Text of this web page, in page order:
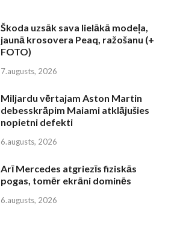
Škoda uzsāk sava lielākā modeļa,
jaunā krosovera Peaq, ražošanu (+
FOTO)
7.augusts, 2026
Miljardu vērtajam Aston Martin
debesskrāpim Maiami atklājušies
nopietni defekti
6.augusts, 2026
Arī Mercedes atgriezīs fiziskās
pogas, tomēr ekrāni dominēs
6.augusts, 2026